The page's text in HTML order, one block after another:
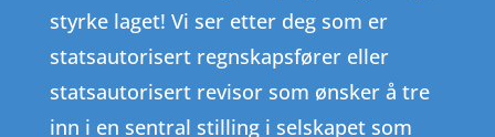
styrke laget! Vi ser etter deg som er
statsautorisert regnskapsfører eller
statsautorisert revisor som ønsker å tre
inn i en sentral stilling i selskapet som